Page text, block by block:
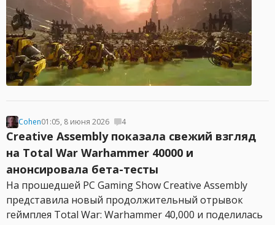
Cohen01:05, 8 июня 2026 4
Creative Assembly показала свежий взгляд
на Total War Warhammer 40000 и
анонсировала бета-тесты
На прошедшей PC Gaming Show Creative Assembly
представила новый продолжительный отрывок
геймплея Total War: Warhammer 40,000 и поделилась